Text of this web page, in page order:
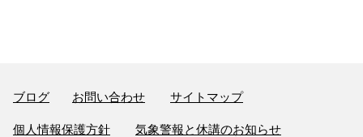
ブログ お問い合わせ サイトマップ
個人情報保護方針 気象警報と休講のお知らせ